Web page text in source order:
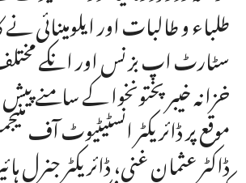
طلباء و طالبات اور ایلومینائی
سٹارٹ اپ بزنس اور انکے
خزانہ خیبرپختونخوا کے سامنے
موقع پر ڈائریکٹر انسٹیٹیوٹ آف
ڈاکٹر عثمان غنی، ڈائریکٹر جنرل